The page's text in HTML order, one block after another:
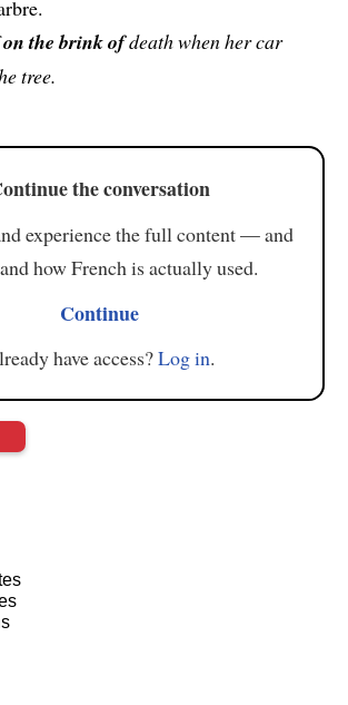
on the brink ofdeath when her car
tree.
the conversation
experience the full content — and
how French is actually used.
Continue
have access?Log in.